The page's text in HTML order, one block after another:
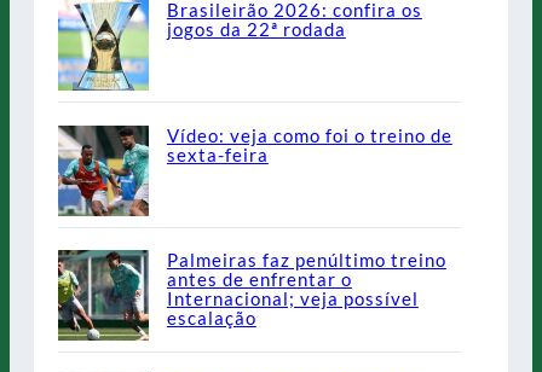
Brasileirão 2026: confira os
jogos da 22ª rodada
Vídeo: veja como foi o treino de
sexta-feira
Palmeiras faz penúltimo treino
antes de enfrentar o
Internacional; veja possível
escalação